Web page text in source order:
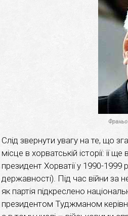
Франьо
Слід звернути увагу на те, що
місце в хорватській історії:
президент Хорватії у 1990-1999
державності). Під час війни за
як партія підкреслено
президентом Туджманом